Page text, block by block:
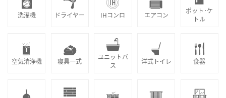
洗濯機 ドライヤー IHコンロ エアコン
ポット･ケ
トル
空気清浄機 寝具一式
ユニットバ
ス
洋式トイレ 食器